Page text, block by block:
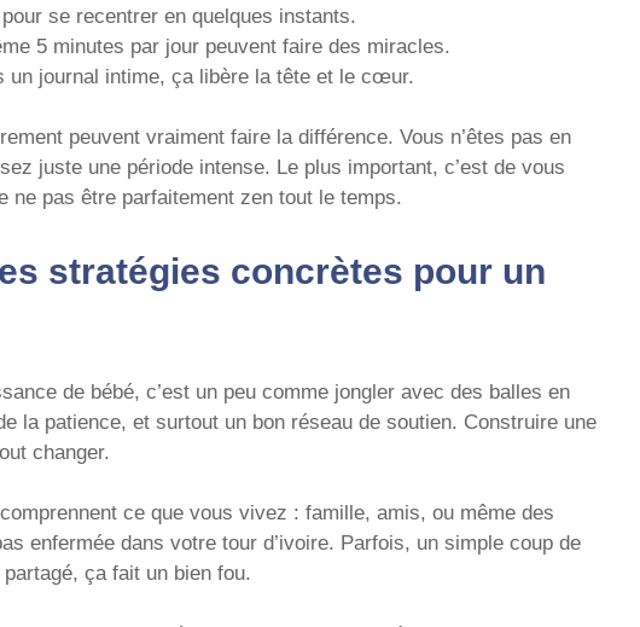
se recentrer en quelques instants.
5 minutes par jour peuvent faire des miracles.
un journal intime, ça libère la tête et le cœur.
peuvent vraiment faire la différence. Vous n’êtes pas en
juste une période intense. Le plus important, c’est de vous
ne pas être parfaitement zen tout le temps.
stratégies concrètes pour un
de bébé, c’est un peu comme jongler avec des balles en
la patience, et surtout un bon réseau de soutien. Construire une
changer.
ce que vous vivez : famille, amis, ou même des
enfermée dans votre tour d’ivoire. Parfois, un simple coup de
ça fait un bien fou.